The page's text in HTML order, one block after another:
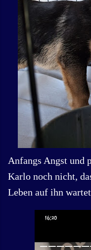
Anfangs Angst und
Karlo noch nicht,
Leben auf ihn